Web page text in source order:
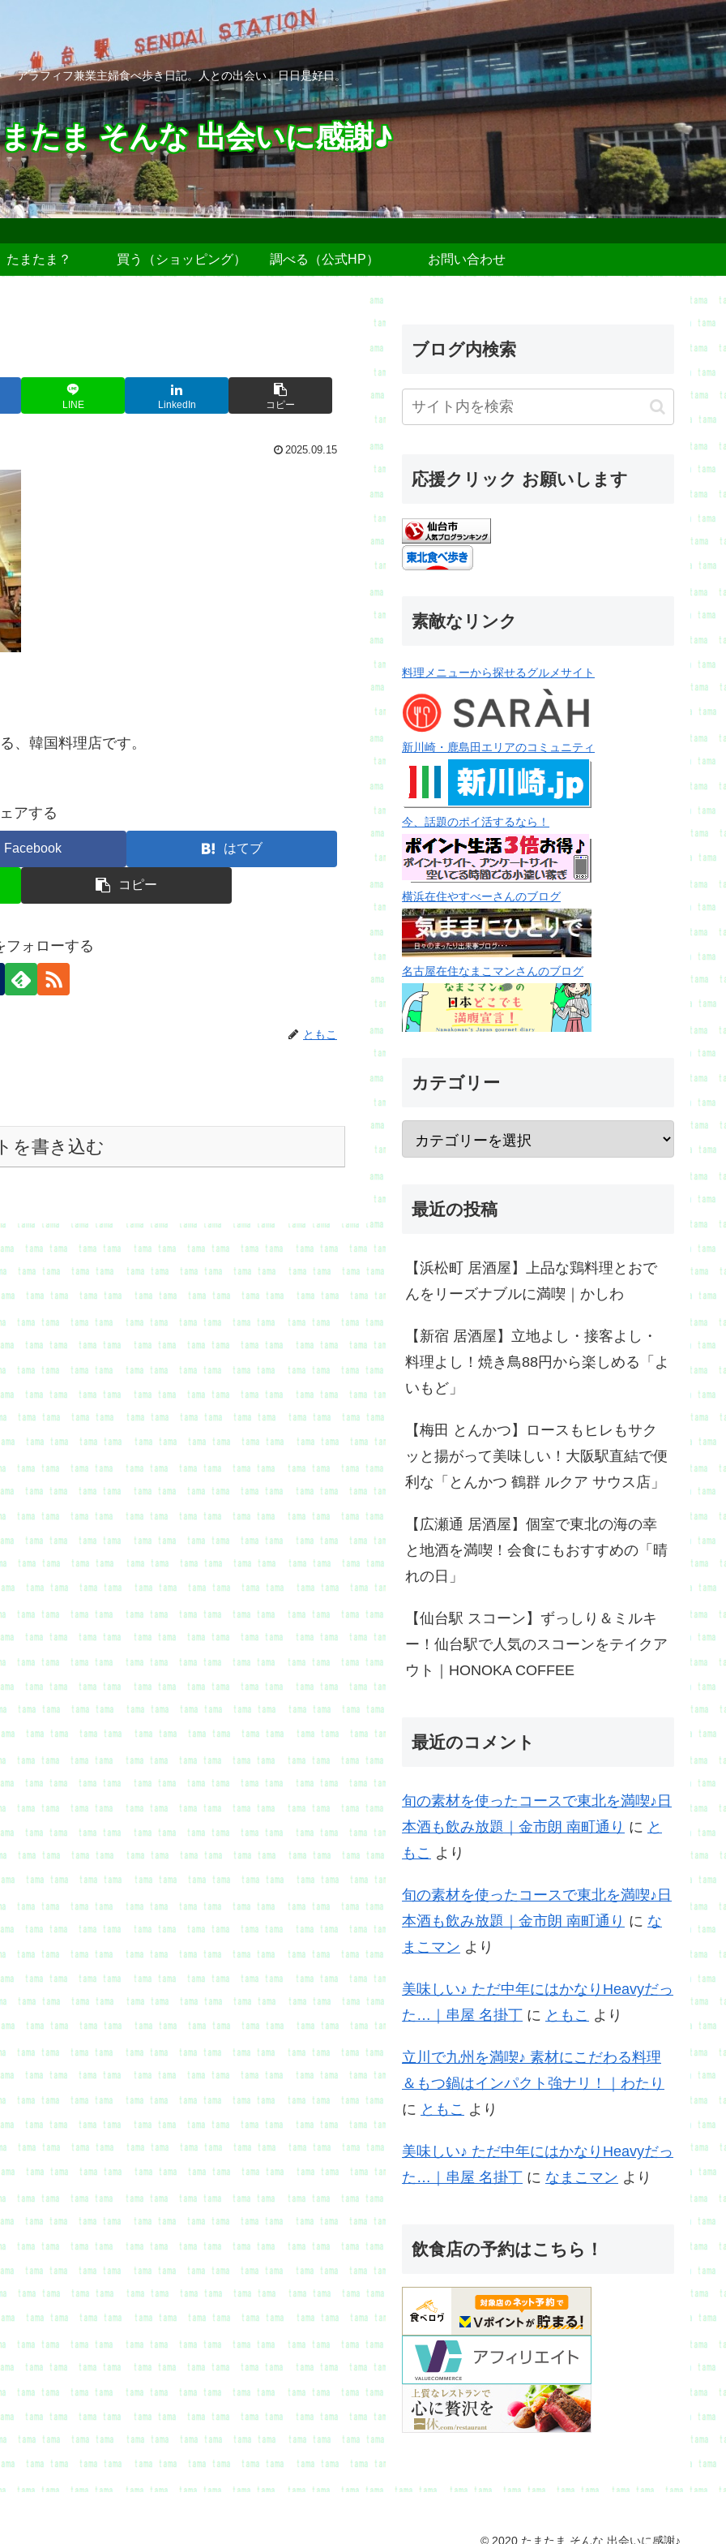
アラフィフ兼業主婦食べ歩き日記。人との出会い、日日是好日。
たま そんな 出会いに感謝♪
たまたま？ 買う（ショッピング） 調べる（公式HP） お問い合わせ
LINE LinkedIn コピー
2025.09.15
、韓国料理店です。
アする
Facebook はてブ
コピー
フォローする
ともこ
を書き込む
ブログ内検索
応援クリック お願いします
素敵なリンク
料理メニューから探せるグルメサイト
新川崎・鹿島田エリアのコミュニティ
今、話題のポイ活するなら！
横浜在住やすべーさんのブログ
名古屋在住なまこマンさんのブログ
カテゴリー
最近の投稿
【浜松町 居酒屋】上品な鶏料理とおで
んをリーズナブルに満喫｜かしわ
【新宿 居酒屋】立地よし・接客よし・
料理よし！焼き鳥88円から楽しめる「よ
いもど」
【梅田 とんかつ】ロースもヒレもサク
ッと揚がって美味しい！大阪駅直結で便
利な「とんかつ 鶴群 ルクア サウス店」
【広瀬通 居酒屋】個室で東北の海の幸
と地酒を満喫！会食にもおすすめの「晴
れの日」
【仙台駅 スコーン】ずっしり＆ミルキ
ー！仙台駅で人気のスコーンをテイクア
ウト｜HONOKA COFFEE
最近のコメント
旬の素材を使ったコースで東北を満喫♪日
本酒も飲み放題｜金市朗 南町通り に と
もこ より
旬の素材を使ったコースで東北を満喫♪日
本酒も飲み放題｜金市朗 南町通り に な
まこマン より
美味しい♪ ただ中年にはかなりHeavyだっ
た…｜串屋 名掛丁 に ともこ より
立川で九州を満喫♪ 素材にこだわる料理
＆もつ鍋はインパクト強ナリ！｜わたり
に ともこ より
美味しい♪ ただ中年にはかなりHeavyだっ
た…｜串屋 名掛丁 に なまこマン より
飲食店の予約はこちら！
© 2020 たまたま そんな 出会いに感謝♪.